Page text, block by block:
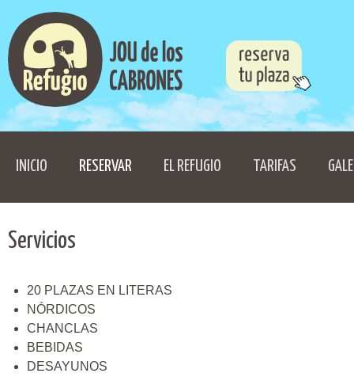
INICIO RESERVAR EL REFUGIO TARIFAS
Servicios
20 PLAZAS EN LITERAS
NÓRDICOS
CHANCLAS
BEBIDAS
DESAYUNOS